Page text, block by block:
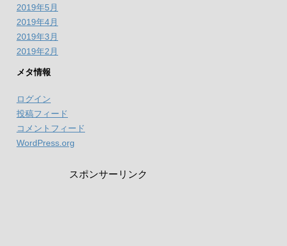
2019年5月
2019年4月
2019年3月
2019年2月
メタ情報
ログイン
投稿フィード
コメントフィード
WordPress.org
スポンサーリンク